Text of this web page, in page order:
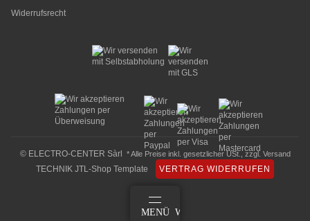
Widerrufsrecht
© ELECTRO-CENTER Sàrl * Alle Preise inkl. gesetzlicher USt., zzgl. Versand
TECHNIK JTL-Shop Template VERTRAG WIDERRUFEN
MENÜ WARENKORB